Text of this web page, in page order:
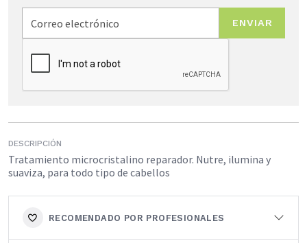
ENVIAR
DESCRIPCIÓN
Tratamiento microcristalino reparador. Nutre, ilumina y
suaviza, para todo tipo de cabellos
RECOMENDADO POR PROFESIONALES